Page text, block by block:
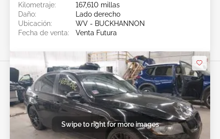
Kilometraje:
167,610 millas
Daño:
Lado derecho
Ubicación:
WV - BUCKHANNON
Fecha de venta:
Venta Futura
Swipe to right for more images